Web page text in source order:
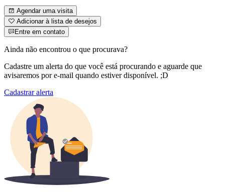
Agendar uma visita
Adicionar à lista de desejos
Entre em contato
Ainda não encontrou o que procurava?
Cadastre um alerta do que você está procurando e aguarde que
avisaremos por e-mail quando estiver disponível. ;D
Cadastrar alerta